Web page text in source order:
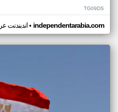
TG09DS
اندبندنت• independentarabia.com